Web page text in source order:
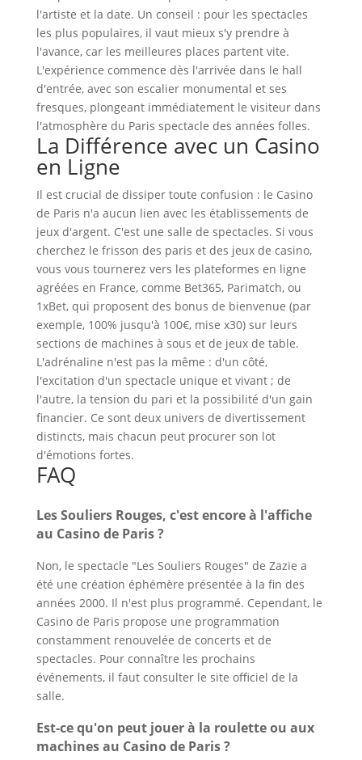
l'artiste et la date. Un conseil : pour les spectacles
les plus populaires, il vaut mieux s'y prendre à
l'avance, car les meilleures places partent vite.
L'expérience commence dès l'arrivée dans le hall
d'entrée, avec son escalier monumental et ses
fresques, plongeant immédiatement le visiteur dans
l'atmosphère du Paris spectacle des années folles.
La Différence avec un Casino
en Ligne
Il est crucial de dissiper toute confusion : le Casino
de Paris n'a aucun lien avec les établissements de
jeux d'argent. C'est une salle de spectacles. Si vous
cherchez le frisson des paris et des jeux de casino,
vous vous tournerez vers les plateformes en ligne
agréées en France, comme Bet365, Parimatch, ou
1xBet, qui proposent des bonus de bienvenue (par
exemple, 100% jusqu'à 100€, mise x30) sur leurs
sections de machines à sous et de jeux de table.
L'adrénaline n'est pas la même : d'un côté,
l'excitation d'un spectacle unique et vivant ; de
l'autre, la tension du pari et la possibilité d'un gain
financier. Ce sont deux univers de divertissement
distincts, mais chacun peut procurer son lot
d'émotions fortes.
FAQ
Les Souliers Rouges, c'est encore à l'affiche
au Casino de Paris ?
Non, le spectacle "Les Souliers Rouges" de Zazie a
été une création éphémère présentée à la fin des
années 2000. Il n'est plus programmé. Cependant, le
Casino de Paris propose une programmation
constamment renouvelée de concerts et de
spectacles. Pour connaître les prochains
événements, il faut consulter le site officiel de la
salle.
Est-ce qu'on peut jouer à la roulette ou aux
machines au Casino de Paris ?